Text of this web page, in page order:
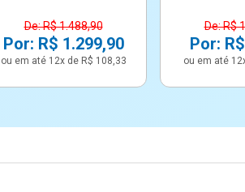
De: R$ 1.488,90
Por: R$ 1.299,90
ou em até 12x de R$ 108,33
De: R$
Por:
ou em até